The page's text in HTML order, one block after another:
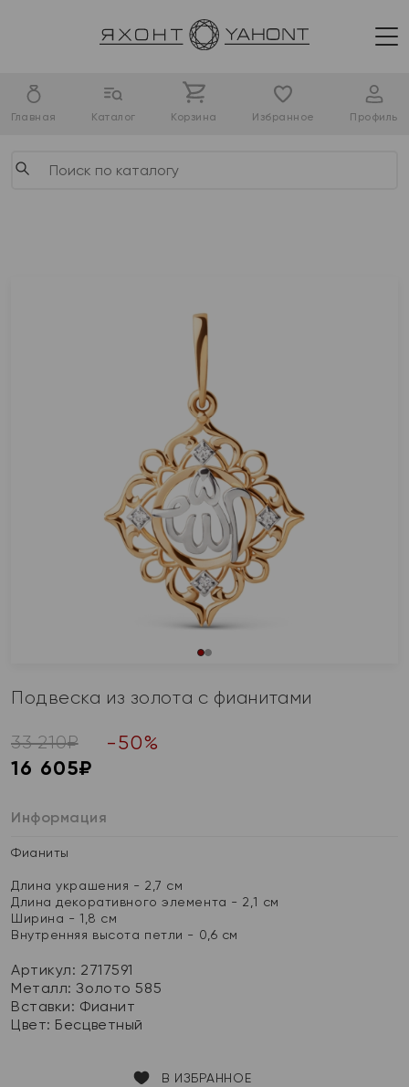
Главная Каталог Корзина Избранное Профиль
Подвеска из золота с фианитами
33 210₽ -50%
16 605₽
Информация
Фианиты
Длина украшения - 2,7 см
Длина декоративного элемента - 2,1 см
Ширина - 1,8 см
Внутренняя высота петли - 0,6 см
Артикул: 2717591
Металл:Золото 585
Вставки: Фианит
Цвет: Бесцветный
В ИЗБРАННОЕ